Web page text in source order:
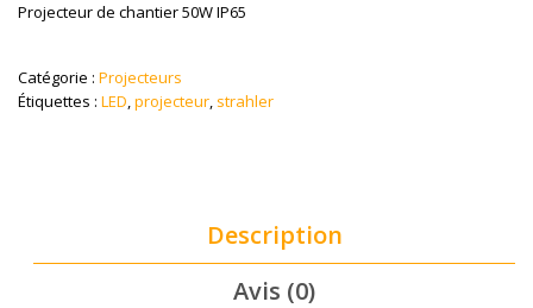
Projecteur de chantier 50W IP65
Catégorie : Projecteurs
Étiquettes : LED,projecteur, strahler
Description
Avis (0)